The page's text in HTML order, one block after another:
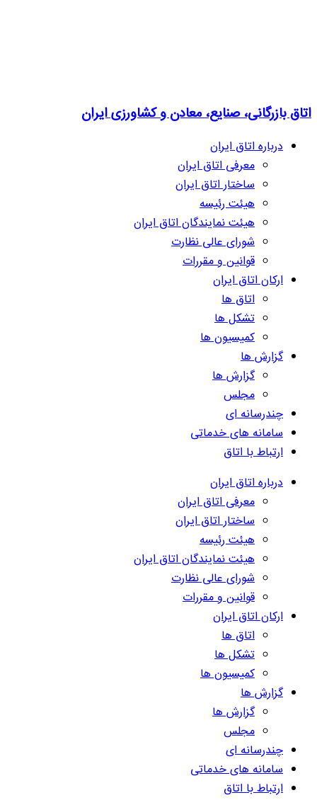
اتاق بازرگانی، صنایع، معادن و کشاورزی ایران
درباره اتاق ایران
معرفی اتاق ایران
ساختار اتاق ایران
هیئت رئیسه
هیئت نمایندگان اتاق ایران
شورای عالی نظارت
قوانین و مقررات
ارکان اتاق ایران
اتاق ها
تشکل ها
کمیسیون ها
گزارش ها
گزارش ها
مجلس
چندرسانه ای
سامانه های خدماتی
ارتباط با اتاق
درباره اتاق ایران
معرفی اتاق ایران
ساختار اتاق ایران
هیئت رئیسه
هیئت نمایندگان اتاق ایران
شورای عالی نظارت
قوانین و مقررات
ارکان اتاق ایران
اتاق ها
تشکل ها
کمیسیون ها
گزارش ها
گزارش ها
مجلس
چندرسانه ای
سامانه های خدماتی
ارتباط با اتاق